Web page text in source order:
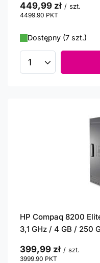
449,99 zł / szt.
4499.90 PKT
Dostępny (7 szt.)
Ilość produktów
HP Compaq 8200
3,1 GHz / 4 GB / 250
399,99 zł / szt.
3999.90 PKT